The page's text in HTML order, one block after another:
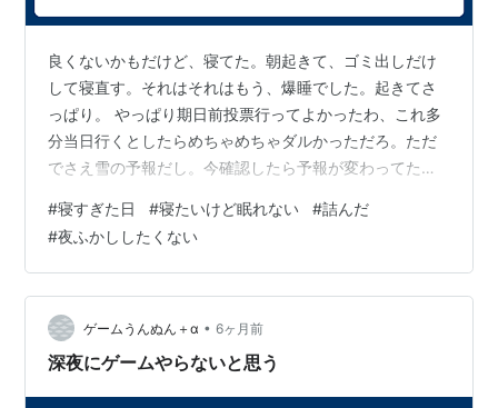
良くないかもだけど、寝てた。朝起きて、ゴミ出しだけ
して寝直す。それはそれはもう、爆睡でした。起きてさ
っぱり。 やっぱり期日前投票行ってよかったわ、これ多
分当日行くとしたらめちゃめちゃダルかっただろ。ただ
でさえ雪の予報だし。今確認したら予報が変わってた。
ら路面が凍ってるんじゃないか？ 今夜夜ふかししたくな
いな…でも今日寝すぎて、夜眠れなさそうで。困った
な。明日普通に起きたいんだが？明日起きて特にやるこ
と無いんだけどね。 とりあえず、飯だけでも。済ませて
おいて、あとは眠れるかどうか。いやぁ、お腹空いてな
いんですよねぇ、コーラ飲んじゃった。もう。何も…
#寝すぎた日 #寝たいけど眠れない #詰んだ
#夜ふかししたくない
ゲームうんぬん＋α • 6ヶ月前
深夜にゲームやらないと思う